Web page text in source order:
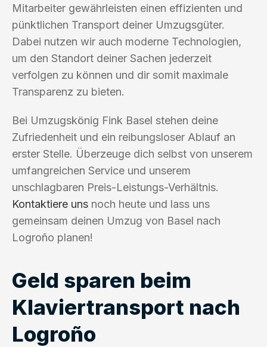
Mitarbeiter gewährleisten einen effizienten und
pünktlichen Transport deiner Umzugsgüter.
Dabei nutzen wir auch moderne Technologien,
um den Standort deiner Sachen jederzeit
verfolgen zu können und dir somit maximale
Transparenz zu bieten.
Bei Umzugskönig Fink Basel stehen deine
Zufriedenheit und ein reibungsloser Ablauf an
erster Stelle. Überzeuge dich selbst von unserem
umfangreichen Service und unserem
unschlagbaren Preis-Leistungs-Verhältnis.
Kontaktiere uns noch heute und lass uns
gemeinsam deinen Umzug von Basel nach
Logroño planen!
Geld sparen beim
Klaviertransport nach
Logroño